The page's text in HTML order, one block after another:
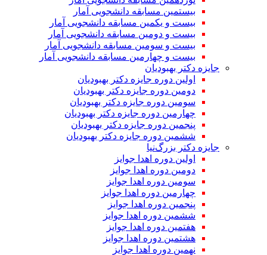
بیستمین مسابقه دانشجویی آمار
بیست و یکمین مسابقه دانشجویی آمار
بیست و دومین مسابقه دانشجویی آمار
بیست و سومین مسابقه دانشجویی آمار
بیست و چهارمین مسابقه دانشجویی آمار
جایزه دکتر بهبودیان
اولین دوره جایزه دکتر بهبودیان
دومین دوره جایزه دکتر بهبودیان
سومین دوره جایزه دکتر بهبودیان
چهارمین دوره جایزه دکتر بهبودیان
پنجمین دوره جایزه دکتر بهبودیان
ششمین دوره جایزه دکتر بهبودیان
جایزه دکتر بزرگ‌نیا
اولین دوره اهدا جوایز
دومین دوره اهدا جوایز
سومین دوره اهدا جوایز
چهارمین دوره اهدا جوایز
پنجمین دوره اهدا جوایز
ششمین دوره اهدا جوایز
هفتمین دوره اهدا جوایز
هشتمین دوره اهدا جوایز
نهمین دوره اهدا جوایز